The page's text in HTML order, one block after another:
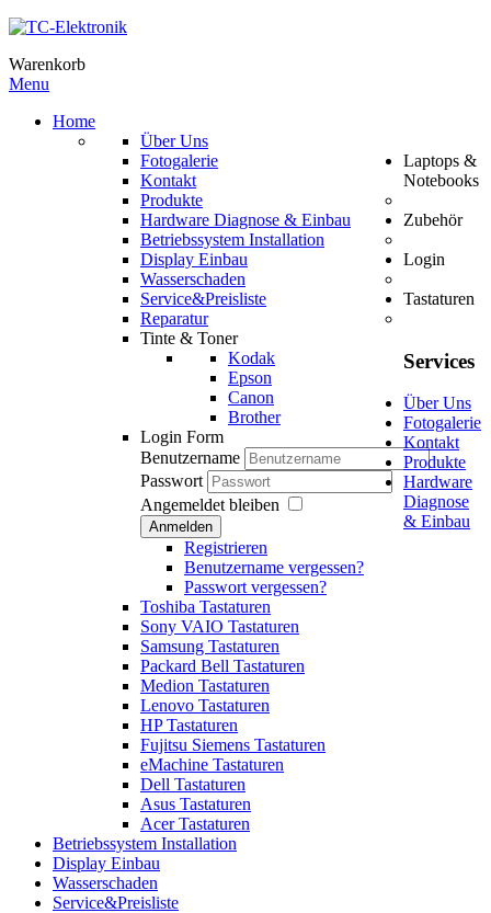
Warenkorb
Menu
Home
Über Uns
Fotogalerie
Kontakt
Produkte
Hardware Diagnose & Einbau
Betriebssystem Installation
Display Einbau
Wasserschaden
Service&Preisliste
Laptops &
Notebooks
Reparatur
Zubehör
Tinte & Toner
Kodak
Epson
Canon
Brother
Login
Login Form
Benutzername
Passwort
Angemeldet bleiben
Anmelden
Registrieren
Benutzername vergessen?
Passwort vergessen?
Tastaturen
Toshiba Tastaturen
Sony VAIO Tastaturen
Samsung Tastaturen
Packard Bell Tastaturen
Medion Tastaturen
Lenovo Tastaturen
HP Tastaturen
Fujitsu Siemens Tastaturen
eMachine Tastaturen
Dell Tastaturen
Asus Tastaturen
Acer Tastaturen
Services
Über Uns
Fotogalerie
Kontakt
Produkte
Hardware
Diagnose
& Einbau
Betriebssystem Installation
Display Einbau
Wasserschaden
Service&Preisliste